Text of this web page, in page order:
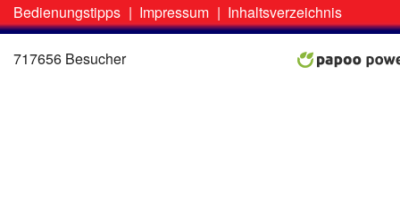
Zweit-
Menü
Bedienungstipps | Impressum | Inhaltsverzeichnis
717656 Besucher